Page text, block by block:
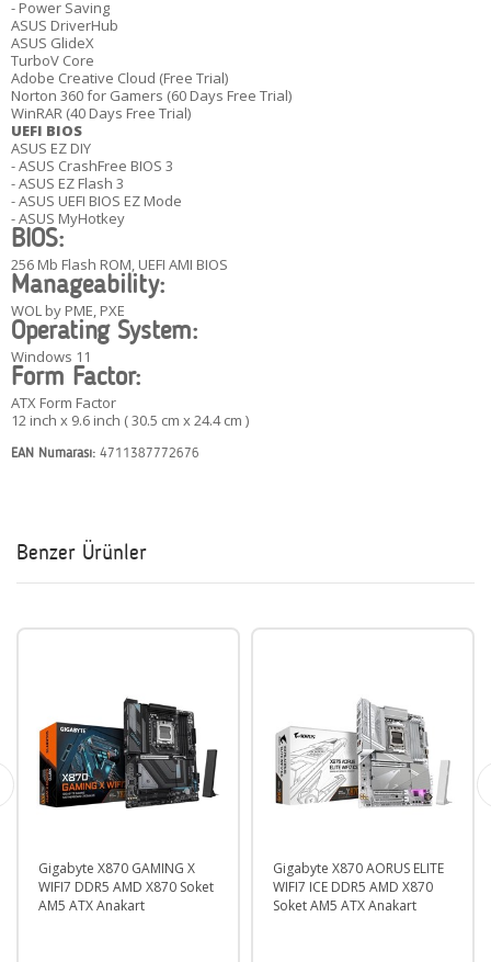
- Power Saving
ASUS DriverHub
ASUS GlideX
TurboV Core
Adobe Creative Cloud (Free Trial)
Norton 360 for Gamers (60 Days Free Trial)
WinRAR (40 Days Free Trial)
UEFI BIOS
ASUS EZ DIY
- ASUS CrashFree BIOS 3
- ASUS EZ Flash 3
- ASUS UEFI BIOS EZ Mode
- ASUS MyHotkey
BIOS:
256 Mb Flash ROM, UEFI AMI BIOS
Manageability:
WOL by PME, PXE
Operating System:
Windows 11
Form Factor:
ATX Form Factor
12 inch x 9.6 inch ( 30.5 cm x 24.4 cm )
EAN Numarası: 4711387772676
Benzer Ürünler
Gigabyte X870 GAMING X
WIFI7 DDR5 AMD X870 Soket
AM5 ATX Anakart
Gigabyte X870 AORUS ELITE
WIFI7 ICE DDR5 AMD X870
Soket AM5 ATX Anakart